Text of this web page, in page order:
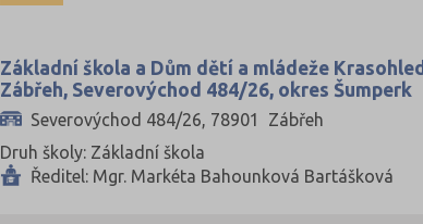
Jablonec nad Nisou (37)
Jeseník (20)
Jičín (41)
Základní škola a Dům dětí a mládeže Krasohled
Zábřeh, Severovýchod 484/26, okres Šumperk
Severovýchod 484/26, 78901 Zábřeh
Druh školy: Základní škola
Ředitel: Mgr. Markéta Bahounková Bartášková